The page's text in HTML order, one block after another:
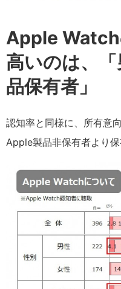
Apple Watch
高いのは、
品保有者」
認知率と同様に、所有意
Apple製品非保有者より保